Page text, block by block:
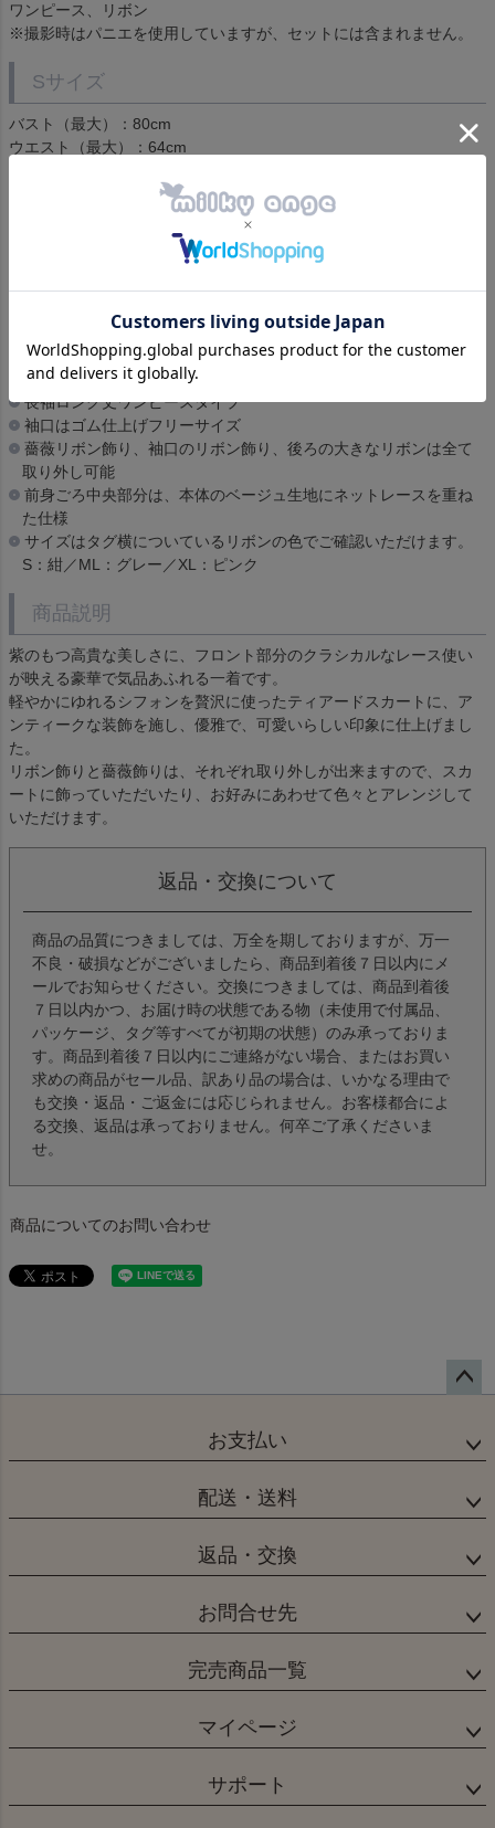
ワンピース、リボン
※撮影時はパニエを使用していますが、セットには含まれません。
Sサイズ
バスト（最大）：80cm
ウエスト（最大）：64cm
襟高さ（レース含まず）：2.5cm
背中コンシールファスナー開き
後ろ編み上げを絞ってサイズ調節が可能
長袖ロング丈ワンピースタイプ
袖口はゴム仕上げフリーサイズ
薔薇リボン飾り、袖口のリボン飾り、後ろの大きなリボンは全て
取り外し可能
前身ごろ中央部分は、本体のベージュ生地にネットレースを重ね
た仕様
サイズはタグ横についているリボンの色でご確認いただけます。
S：紺／ML：グレー／XL：ピンク
商品説明
紫のもつ高貴な美しさに、フロント部分のクラシカルなレース使い
が映える豪華で気品あふれる一着です。
軽やかにゆれるシフォンを贅沢に使ったティアードスカートに、ア
ンティークな装飾を施し、優雅で、可愛いらしい印象に仕上げまし
た。
リボン飾りと薔薇飾りは、それぞれ取り外しが出来ますので、スカ
ートに飾っていただいたり、お好みにあわせて色々とアレンジして
いただけます。
返品・交換について
商品の品質につきましては、万全を期しておりますが、万一
不良・破損などがございましたら、商品到着後７日以内にメ
ールでお知らせください。交換につきましては、商品到着後
７日以内かつ、お届け時の状態である物（未使用で付属品、
パッケージ、タグ等すべてが初期の状態）のみ承っておりま
す。商品到着後７日以内にご連絡がない場合、またはお買い
求めの商品がセール品、訳あり品の場合は、いかなる理由で
も交換・返品・ご返金には応じられません。お客様都合によ
る交換、返品は承っておりません。何卒ご了承くださいま
せ。
商品についてのお問い合わせ
ップ
お支払い
配送・送料
返品・交換
お問合せ先
完売商品一覧
マイページ
サポート